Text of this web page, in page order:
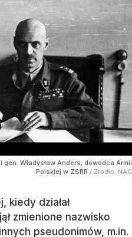
Władysław Anders, dowódca Armii
Polskiej w ZSRR / Źródło: NAC
kiedy działał
zmienione nazwisko
pseudonimów, m.in.